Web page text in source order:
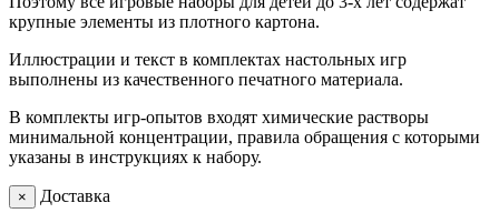
крупные элементы из плотного картона.
Иллюстрации и текст в комплектах настольных игр
выполнены из качественного печатного материала.
В комплекты игр-опытов входят химические растворы
минимальной концентрации, правила обращения с которыми
указаны в инструкциях к набору.
× Доставка